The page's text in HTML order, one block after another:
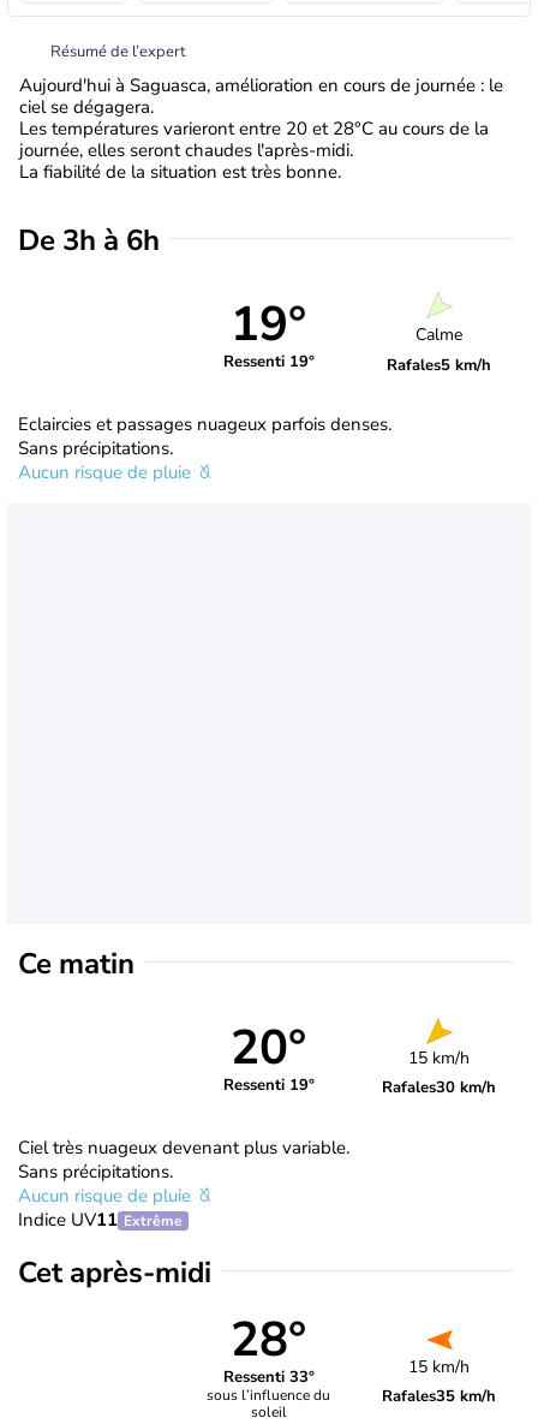
Résumé de l’expert
Aujourd'hui à Saguasca, amélioration en cours de journée : le
ciel se dégagera.
Les températures varieront entre 20 et 28°C au cours de la
journée, elles seront chaudes l'après-midi.
La fiabilité de la situation est très bonne.
De 3h à 6h
19°
Ressenti 19°
Calme
Rafales5 km/h
Eclaircies et passages nuageux parfois denses.
Sans précipitations.
Aucun risque de pluie
Ce matin
20°
Ressenti 19°
15 km/h
Rafales30 km/h
Ciel très nuageux devenant plus variable.
Sans précipitations.
Aucun risque de pluie
Indice UV11 Extrême
Cet après-midi
28°
Ressenti 33°
sous l’influence du
soleil
15 km/h
Rafales35 km/h